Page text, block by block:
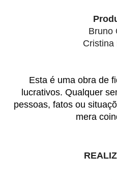
Bruno
Cristina
Esta é uma obra de
lucrativos. Qualquer
pessoas, fatos ou
mera